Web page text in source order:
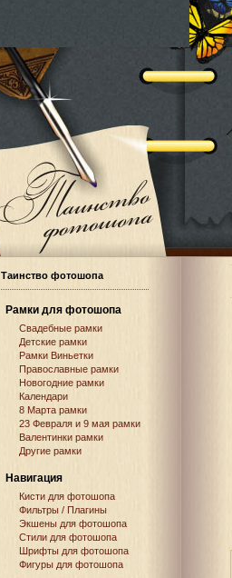
Таинство фотошопа
Рамки для фотошопа
Свадебные рамки
Детские рамки
Рамки Виньетки
Православные рамки
Новогодние рамки
Календари
8 Марта рамки
23 Февраля и 9 мая рамки
Валентинки рамки
Другие рамки
Навигация
Кисти для фотошопа
Фильтры / Плагины
Экшены для фотошопа
Стили для фотошопа
Шрифты для фотошопа
Фигуры для фотошопа